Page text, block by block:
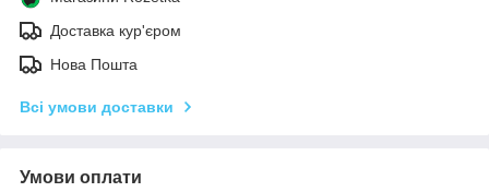
Доставка кур'єром
Нова Пошта
Всі умови доставки
Умови оплати